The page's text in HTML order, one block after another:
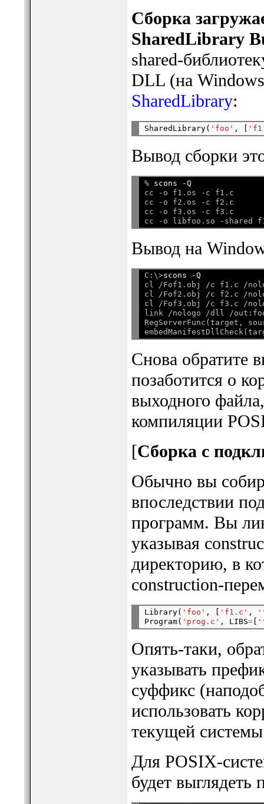
Сборка
SharedLibrary
shared-
DLL (на
SharedLibrary:
SharedLibrary( 'foo' , [
Вывод сборки
% scons -Q
cc -o f1.os -c f1.c
cc -o f2.os -c f2.c
cc -o f3.os -c f3.c
Вывод на
C:\>scons -Q
cl /Fof1.obj /c f1.c /
cl /Fof2.obj /c f2.c /
cl /Fof3.obj /c f3.c /
link /nologo /dll /
RegServerFunc(target,
Снова обратите
позаботится о
выходного
компиляции
[Сборка с
Обычно вы
впоследствии
программ. Вы
указывая
директорию, в
construction-
Library( 'foo' , [ 'f1.c' ,
Program( 'prog.c' , LIBS=[
Опять-таки,
указывать
суффикс
использовать
текущей
Для POSIX-
будет выглядеть